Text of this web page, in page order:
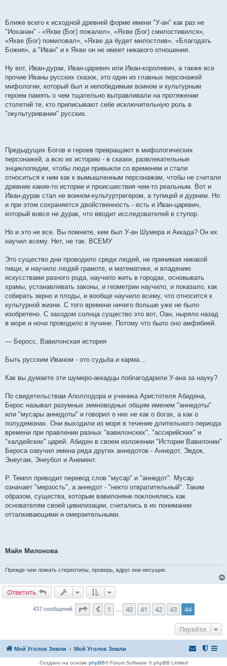
Ближе всего к исходной древней форме имени "У-ан" как раз не
"Иоханан" - «Яхве (Бог) пожалел», «Яхве (Бог) смилостивился»,
«Яхве (Бог) помиловал», «Яхве да будет милостлив», «Благодать
Божия», а "Иван" и к Яхве он не имеет никакого отношения.
Ну вот, Иван-дурак, Иван-царевич или Иван-королевич, а также все
прочие Иваны русских сказок, это один из главных персонажей
мифологии, который был и непобедимым воином и культурным
героем память о чем тщательно вытравливали на протяжении
столетий те, кто приписывают себе исключительную роль в
"окультуривании" русских.
Предыдущих Богов и героев превращают в мифологических
персонажей, а всю их историю - в сказки, развлекательные
энциклопедии, чтобы люди привыкли со временем и стали
относиться к ним как к вымышленным персонажам, чтобы не считали
древние какие-то истории и происшествия чем-то реальным. Вот и
Иван-дурак стал не воином-культуртрегером, а тупицей и дурнем. Но
и при этом сохраняется двойственность - есть и Иван-царевич,
который вовсе не дурак, что вводит исследователей в ступор.
Но и это не все. Вы помните, кем был У-ан Шумера и Аккада? Он их
научил всему. Нет, не так. ВСЕМУ
Это существо дни проводило среди людей, не принимая никакой
пищи, и научило людей грамоте, и математике, и владению
искусствами разного рода, научило жить в городах, основывать
храмы, устанавливать законы, и геометрии научило, и показало, как
собирать зерно и плоды, и вообще научило всему, что относится к
культурной жизни. С того времени ничего больше уже не было
изобретено. С заходом солнца существо это вот, Оан, ныряло назад
в море и ночи проводило в пучине. Потому что было оно амфибией.
— Беросс, Вавилонская история
Быть русским Иваном - это судьба и карма...
Как вы думаете эти шумеро-аккадцы поблагодарили У-ана за науку?
По свидетельствам Аполлодора и ученика Аристотеля Абидена,
Берос называл разумных земноводных общим именем "аннедоты"
или "мусары аннедоты" и говорил о них не как о богах, а как о
полудемонах. Они выходили из моря в течение длительного периода
времени при правлении разных "вавилонских", "ассирийских" и
"халдейских" царей. Абиден в своем изложении "Истории Вавилонии"
Бероса озвучил имена ряда других аннедотов - Аннедот, Эвдок,
Энеугам, Энеубол и Анемент.
Р. Темпл приводит перевод слов "мусар" и "аннедот". Мусар
означает "мерзость", а аннедот - "некто отвратительный". Таким
образом, существа, которым вавилоняне поклонялись как
основателям своей цивилизации, считались в их понимании
отталкивающими и омерзительными.
Майя Милонова
Прежде чем ломать стереотипы, проверь, вдруг они несущие.
Ответить
437 сообщений Страница44из 44
Пред.
1 40 41 42 43 44
Перейти
Мой Уголок Земли Мой Уголок Земли
Создано на основе phpBB® Forum Software © phpBB Limited